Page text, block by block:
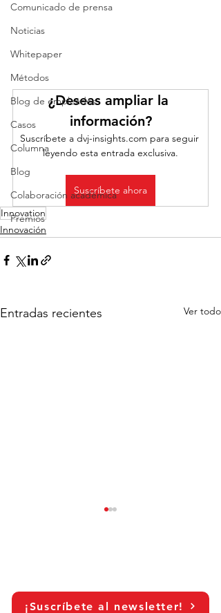
Comunicado de prensa
Noticias
Whitepaper
Métodos
Blog de empleados
Casos
Columna
Blog
Colaboración académica
Premios
¿Deseas ampliar la
información?
Suscríbete a dvj-insights.com para seguir
leyendo esta entrada exclusiva.
Suscríbete ahora
Innovation
Innovación
Entradas recientes Ver todo
¡Suscríbete al newsletter!